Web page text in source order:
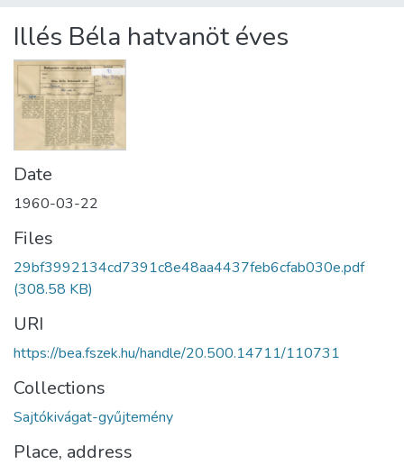
Statistics
About us
Illés Béla hatvanöt éves
Date
1960-03-22
Files
29bf3992134cd7391c8e48aa4437feb6cfab030e.pdf
(308.58 KB)
URI
https://bea.fszek.hu/handle/20.500.14711/110731
Collections
Sajtókivágat-gyűjtemény
Place, address